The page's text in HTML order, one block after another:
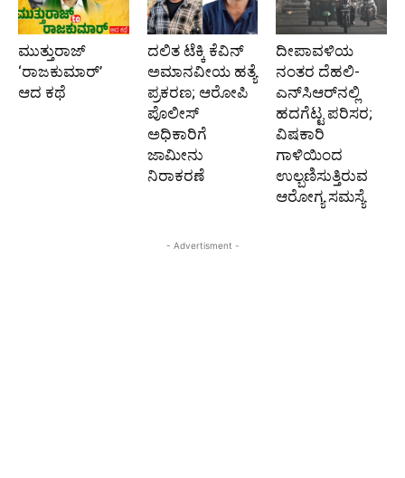
ಮುತ್ತುರಾಜ್
‘ರಾಜಕುಮಾರ್‍’
ಆದ ಕಥೆ
ದಲಿತ ಟೆಕ್ಕಿ ಕೆವಿನ್
ಅಮಾನವೀಯ ಹತ್ಯೆ
ಪ್ರಕರಣ; ಆರೋಪಿ
ಪೊಲೀಸ್‌
ಅಧಿಕಾರಿಗೆ
ಜಾಮೀನು
ನಿರಾಕರಣೆ
ದೀಪಾವಳಿಯ
ನಂತರ ದೆಹಲಿ-
ಎನ್‌ಸಿಆರ್‌ನಲ್ಲಿ
ಹದಗೆಟ್ಟ ಪರಿಸರ;
ವಿಷಕಾರಿ
ಗಾಳಿಯಿಂದ
ಉಲ್ಬಣಿಸುತ್ತಿರುವ
ಆರೋಗ್ಯ ಸಮಸ್ಯೆ
- Advertisment -